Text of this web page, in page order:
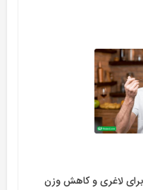
برای لاغری و کاهش وزن